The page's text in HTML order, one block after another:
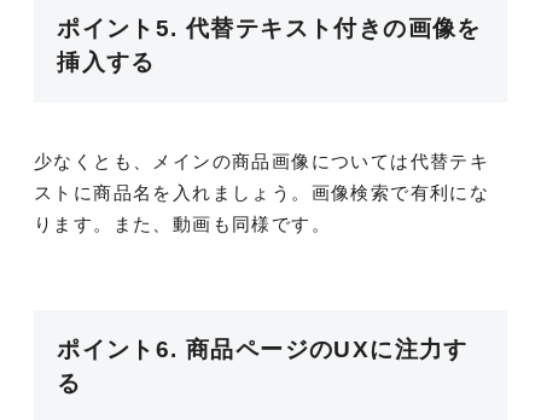
ポイント5. 代替テキスト付きの画像を
挿入する
少なくとも、メインの商品画像については代替テキ
ストに商品名を入れましょう。画像検索で有利にな
ります。また、動画も同様です。
ポイント6. 商品ページのUXに注力す
る